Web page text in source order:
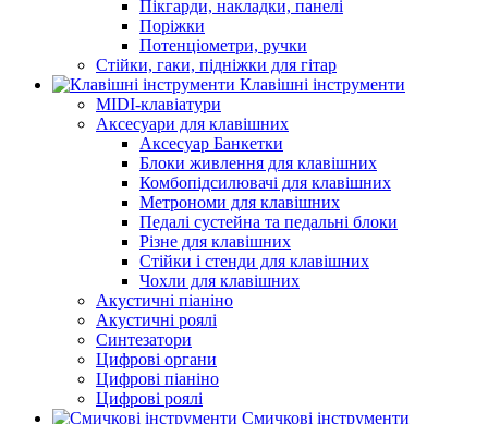
Пікгарди, накладки, панелі
Поріжки
Потенціометри, ручки
Стійки, гаки, підніжки для гітар
Клавішні інструменти
MIDI-клавіатури
Аксесуари для клавішних
Аксесуар Банкетки
Блоки живлення для клавішних
Комбопідсилювачі для клавішних
Метрономи для клавішних
Педалі сустейна та педальні блоки
Різне для клавішних
Стійки і стенди для клавішних
Чохли для клавішних
Акустичні піаніно
Акустичні роялі
Синтезатори
Цифрові органи
Цифрові піаніно
Цифрові роялі
Смичкові інструменти